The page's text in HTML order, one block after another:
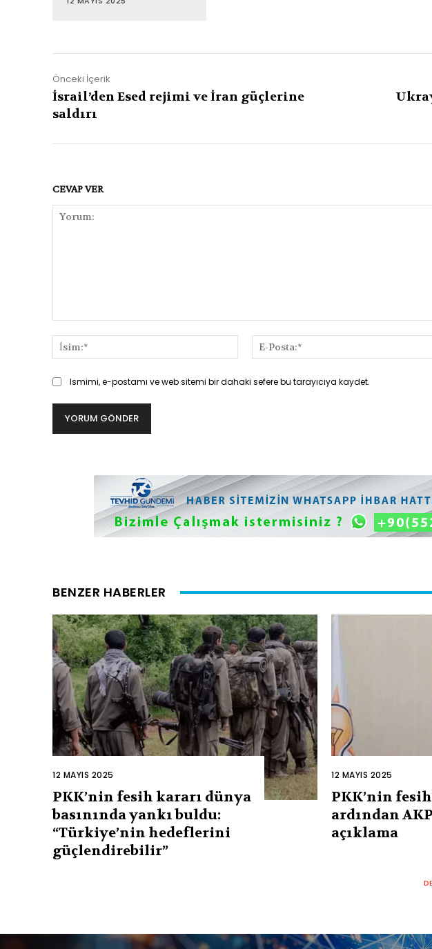
Önceki İçerik
İsrail’den Esed rejimi ve İran güçlerine
saldırı
CEVAP VER
İsim:*
Ismimi, e-postamı ve web sitemi bir dahaki sefere bu tarayıcıya kaydet.
BENZER HABERLER
12 MAYIS 2025
PKK’nin fesih kararı dünya
basınında yankı buldu:
“Türkiye’nin hedeflerini
güçlendirebilir”
12 MAYIS 2025
PKK’nin
ardından
açıklama